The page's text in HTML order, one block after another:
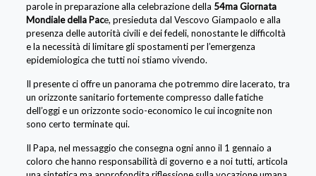
parole in preparazione alla celebrazione della 54ma Giornata
Mondiale della Pace, presieduta dal Vescovo Giampaolo e alla
presenza delle autorità civili e dei fedeli, nonostante le difficoltà
e la necessità di limitare gli spostamenti per l’emergenza
epidemiologica che tutti noi stiamo vivendo.
Il presente ci offre un panorama che potremmo dire lacerato, tra
un orizzonte sanitario fortemente compresso dalle fatiche
dell’oggi e un orizzonte socio-economico le cui incognite non
sono certo terminate qui.
Il Papa, nel messaggio che consegna ogni anno il 1 gennaio a
coloro che hanno responsabilità di governo e a noi tutti, articola